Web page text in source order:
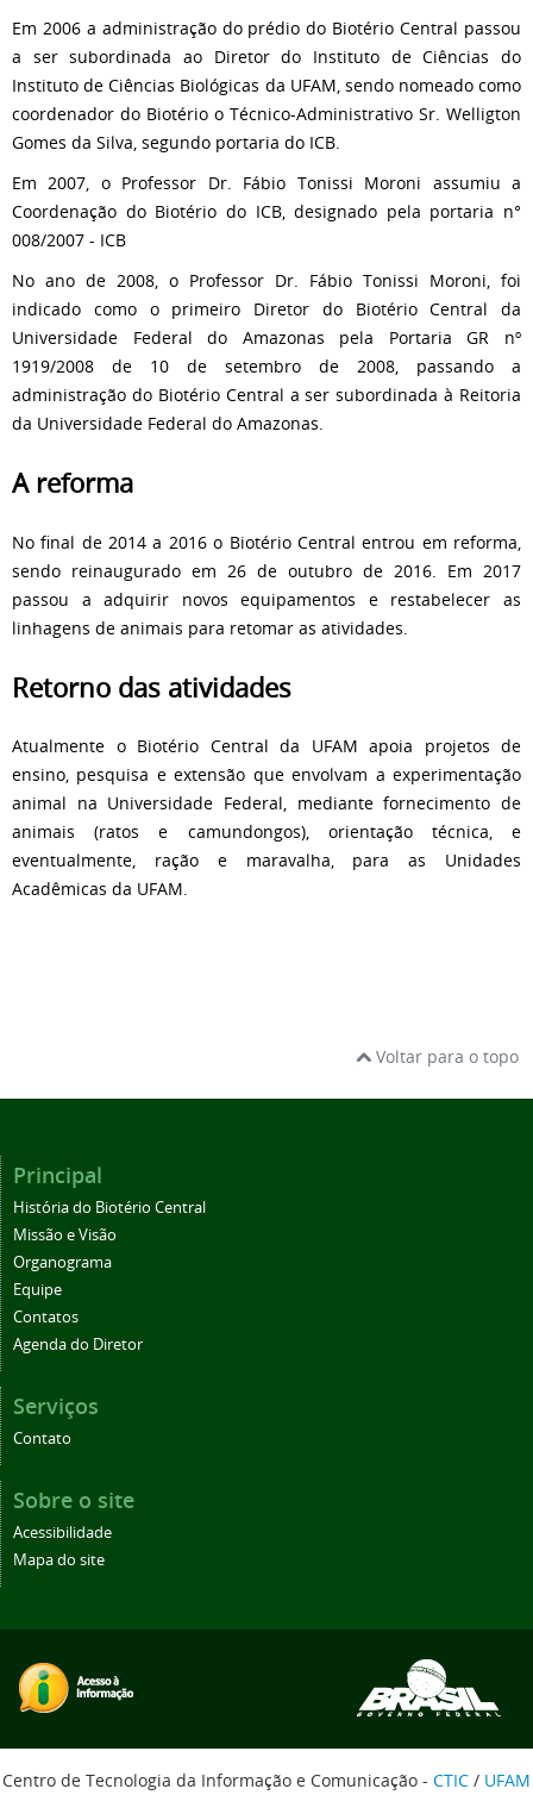
Em 2006 a administração do prédio do Biotério Central passou
a ser subordinada ao Diretor do Instituto de Ciências do
Instituto de Ciências Biológicas da UFAM, sendo nomeado como
coordenador do Biotério o Técnico-Administrativo Sr. Welligton
Gomes da Silva, segundo portaria do ICB.
Em 2007, o Professor Dr. Fábio Tonissi Moroni assumiu a
Coordenação do Biotério do ICB, designado pela portaria n°
008/2007 - ICB
No ano de 2008, o Professor Dr. Fábio Tonissi Moroni, foi
indicado como o primeiro Diretor do Biotério Central da
Universidade Federal do Amazonas pela Portaria GR nº
1919/2008 de 10 de setembro de 2008, passando a
administração do Biotério Central a ser subordinada à Reitoria
da Universidade Federal do Amazonas.
A reforma
No final de 2014 a 2016 o Biotério Central entrou em reforma,
sendo reinaugurado em 26 de outubro de 2016. Em 2017
passou a adquirir novos equipamentos e restabelecer as
linhagens de animais para retomar as atividades.
Retorno das atividades
Atualmente o Biotério Central da UFAM apoia projetos de
ensino, pesquisa e extensão que envolvam a experimentação
animal na Universidade Federal, mediante fornecimento de
animais (ratos e camundongos), orientação técnica, e
eventualmente, ração e maravalha, para as Unidades
Acadêmicas da UFAM.
Voltar para o topo
Principal
História do Biotério Central
Missão e Visão
Organograma
Equipe
Contatos
Agenda do Diretor
Serviços
Contato
Sobre o site
Acessibilidade
Mapa do site
Centro de Tecnologia da Informação e Comunicação - CTIC / UFAM